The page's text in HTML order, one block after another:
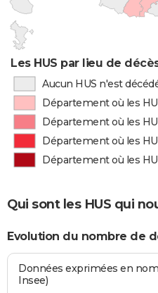
Les HUS par lieu de
Aucun HUS n'est
Département où les
Département où les
Département où les
Département où les
Qui sont les HUS qui
Evolution du nombre de
Données exprimées en
Insee)